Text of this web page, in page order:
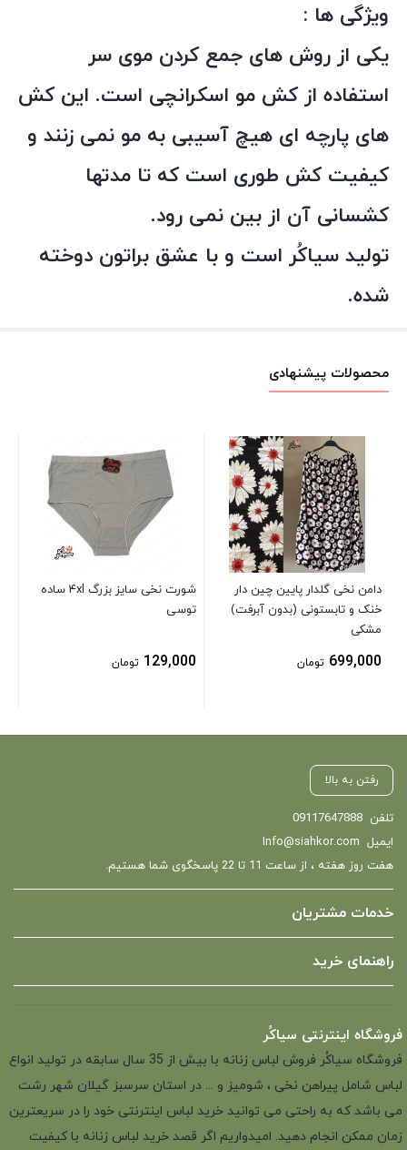
ویژگی ها :
یکی از روش های جمع کردن موی سر
استفاده از کش مو اسکرانچی است. این کش
های پارچه ای هیچ آسیبی به مو نمی زنند و
کیفیت کش طوری است که تا مدتها
کشسانی آن از بین نمی رود.
تولید سیاکُر است و با عشق براتون دوخته
شده.
محصولات پیشنهادی
دامن نخی گلدار پایین چین دار
خنک و تابستونی (بدون آبرفت)
مشکی
699,000 تومان
شورت نخی سایز بزرگ ۴xl ساده
توسی
129,000 تومان
رفتن به بالا
تلفن 09117647888
ایمیل Info@siahkor.com
هفت روز هفته ، از ساعت 11 تا 22 پاسخگوی شما هستیم.
خدمات مشتریان
راهنمای خرید
فروشگاه اینترنتی سیاکُر
فروشگاه سیاکُر فروش لباس زنانه با بیش از 35 سال سابقه در تولید انواع
لباس شامل پیراهن نخی ، شومیز و ... در استان سرسبز گیلان شهر رشت
می باشد که به راحتی می توانید خرید لباس اینترنتی خود را در سریعترین
زمان ممکن انجام دهید. امیدواریم اگر قصد خرید لباس زنانه با کیفیت